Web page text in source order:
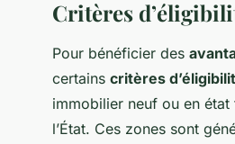
Critères
Pour bénéficier des
certains critères
immobilier neuf ou en état
l’État. Ces zones sont